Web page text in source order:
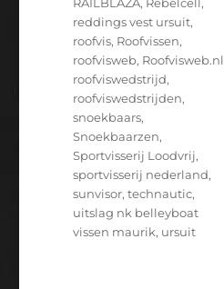
reddings vest ursuit,
roofvis, Roofvissen,
roofvisweb, Roofvisweb.nl
roofviswedstrijd,
roofviswedstrijden,
snoekbaars,
Snoekbaarzen,
Sportvisserij Loodvrij,
sportvisserij nederland,
sunvisor,technautic,
uitslag nk belleyboat
vissen maurik, ursuit